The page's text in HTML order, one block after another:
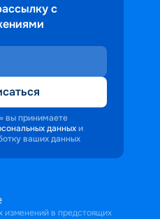
с
вы принимаете
данных и
ваших данных
изменений в предстоящих